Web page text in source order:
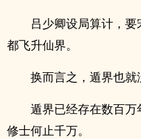
吕少卿设局算计，
都飞升仙界。
换而言之，遁界也就
遁界已经存在数百
修士何止千万。